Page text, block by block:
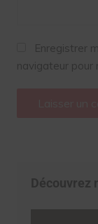
Enregistrer
navigateur pour
Découvrez